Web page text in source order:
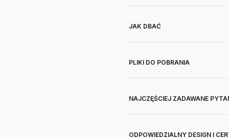
JAK DBAĆ
PLIKI DO POBRANIA
NAJCZĘŚCIEJ ZADAWANE
ODPOWIEDZIALNY DESIGN I